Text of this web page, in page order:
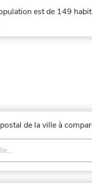
est de 149
de la ville à